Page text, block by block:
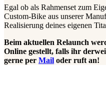
Egal ob als Rahmenset zum
Custom-Bike aus unserer
Realisierung deines eigenen
Beim aktuellen Relaunch
Online gestellt, falls ihr
gerne per Mail oder ruft an!